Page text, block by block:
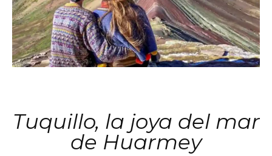
Tuquillo, la joya del mar
de Huarmey